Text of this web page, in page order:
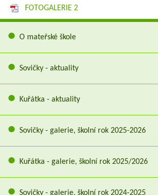
FOTOGALERIE 2
O mateřské škole
Sovičky - aktuality
Kuřátka - aktuality
Sovičky - galerie, školní rok 2025-2026
Kuřátka - galerie, školní rok 2025/2026
Sovičky - galerie, školní rok 2024-2025